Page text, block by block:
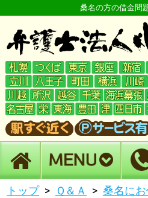
桑名の方の借金問
トップ Ｑ＆Ａ
桑名に